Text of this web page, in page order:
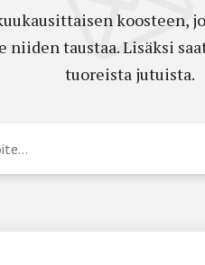
koosteen,
niiden taustaa. Lisäksi
tuoreista jutuista.